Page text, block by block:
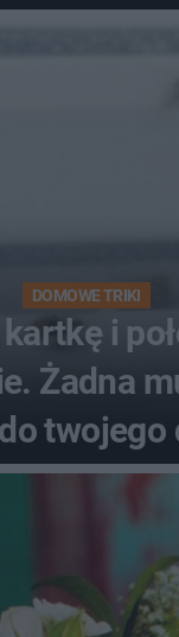
DOMOWE TRIKI
i
Żadna
twojego